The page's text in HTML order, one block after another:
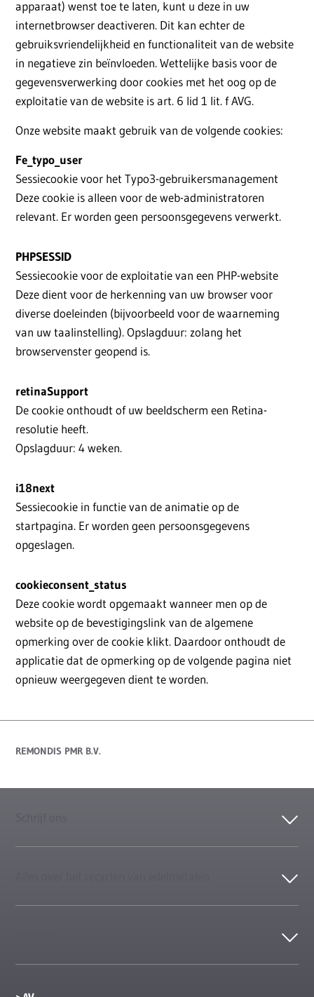
apparaat) wenst toe te laten, kunt u deze in uw
internetbrowser deactiveren. Dit kan echter de
gebruiksvriendelijkheid en functionaliteit van de website
in negatieve zin beïnvloeden. Wettelijke basis voor de
gegevensverwerking door cookies met het oog op de
exploitatie van de website is art. 6 lid 1 lit. f AVG.
Onze website maakt gebruik van de volgende cookies:
Fe_typo_user
Sessiecookie voor het Typo3-gebruikersmanagement
Deze cookie is alleen voor de web-administratoren
relevant. Er worden geen persoonsgegevens verwerkt.
PHPSESSID
Sessiecookie voor de exploitatie van een PHP-website
Deze dient voor de herkenning van uw browser voor
diverse doeleinden (bijvoorbeeld voor de waarneming
van uw taalinstelling). Opslagduur: zolang het
browservenster geopend is.
retinaSupport
De cookie onthoudt of uw beeldscherm een Retina-
resolutie heeft.
Opslagduur: 4 weken.
i18next
Sessiecookie in functie van de animatie op de
startpagina. Er worden geen persoonsgegevens
opgeslagen.
cookieconsent_status
Deze cookie wordt opgemaakt wanneer men op de
website op de bevestigingslink van de algemene
opmerking over de cookie klikt. Daardoor onthoudt de
applicatie dat de opmerking op de volgende pagina niet
opnieuw weergegeven dient te worden.
REMONDIS PMR B.V.